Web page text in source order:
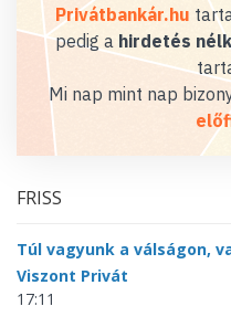
Privátbankár.hu
pedig a hirdetés
Mi nap mint nap
FRISS
Túl vagyunk a válságon,
Viszont Privát
17:11